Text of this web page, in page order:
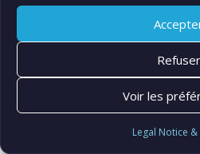
Refuser
Voir les
Legal Notice &